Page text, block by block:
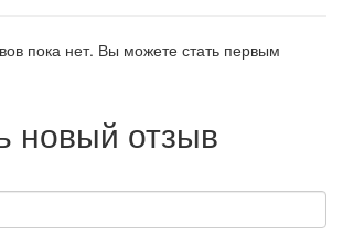
пока нет. Вы можете стать первым
новый отзыв